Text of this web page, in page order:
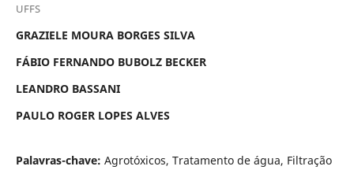
UFFS
GRAZIELE MOURA BORGES SILVA
FÁBIO FERNANDO BUBOLZ BECKER
LEANDRO BASSANI
PAULO ROGER LOPES ALVES
Palavras-chave: Agrotóxicos, Tratamento de água, Filtração